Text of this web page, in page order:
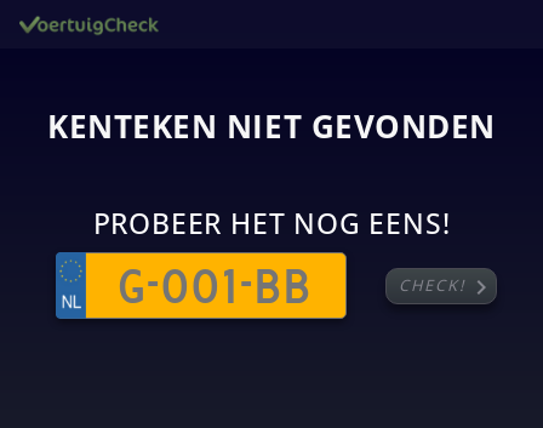
KENTEKEN NIET GEVONDEN
PROBEER HET NOG EENS!
CHECK! chevron_right